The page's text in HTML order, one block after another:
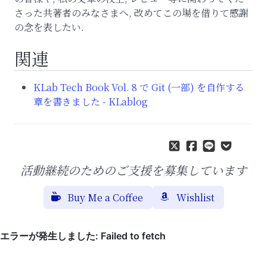
さった共著者のみなさまへ, 改めてこの場を借りて感謝
の念を表したい.
関連
KLab Tech Book Vol. 8 で Git (一部) を自作する
章を書きました - KLablog
活動継続のためのご支援を募集しています
Buy Me a Coffee Wishlist